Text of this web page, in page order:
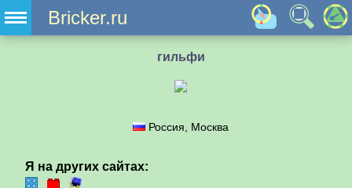
Bricker.ru
гильфи
Россия, Москва
Я на других сайтах: